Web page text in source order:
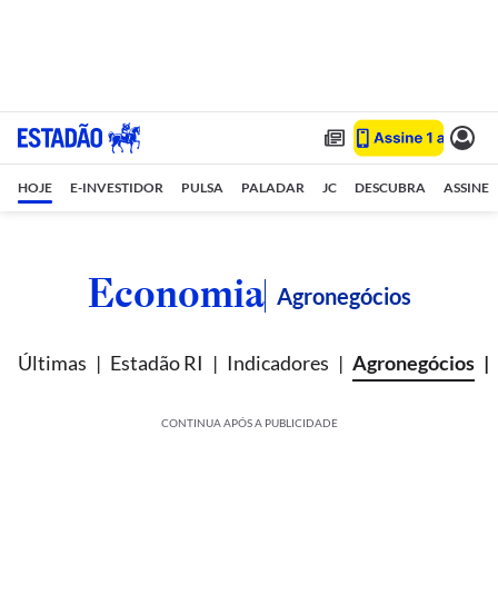
HOJE E-INVESTIDOR PULSA PALADAR JC DESCUBRA ASSINE
Economia Agronegócios
Últimas Estadão RI Indicadores Agronegócios
CONTINUA APÓS A PUBLICIDADE